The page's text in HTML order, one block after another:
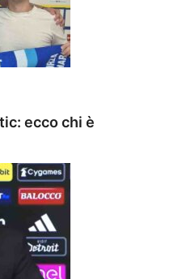
ecco chi è